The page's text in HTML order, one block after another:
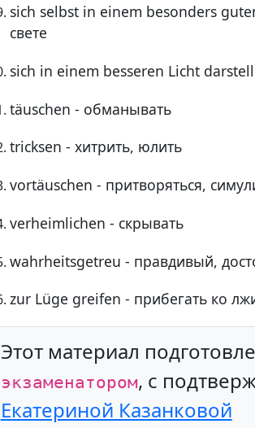
sich selbst in einem besonders
свете
sich in einem besseren Licht
täuschen - обманывать
tricksen - хитрить, юлить
vortäuschen - притворяться,
verheimlichen - скрывать
wahrheitsgetreu - правдивый,
zur Lüge greifen - прибегать ко
Этот материал
экзаменатором, с
Екатериной Казанковой